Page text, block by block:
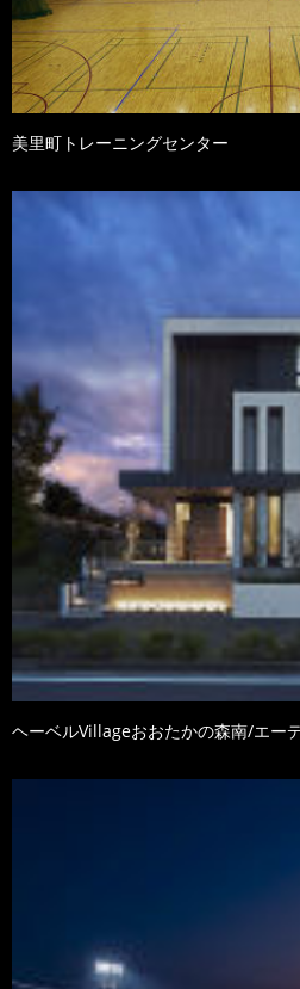
美里町トレーニングセンター
ヘーベルVillageおおたかの森南/エー